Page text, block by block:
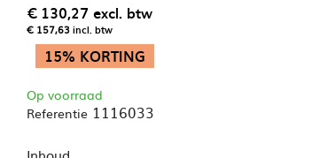
€ 130,27 excl. btw
€ 157,63incl. btw
15% KORTING
Op voorraad
Referentie 1116033